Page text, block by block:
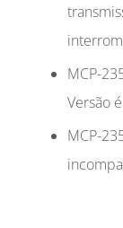
MCP-
Versão
MCP-